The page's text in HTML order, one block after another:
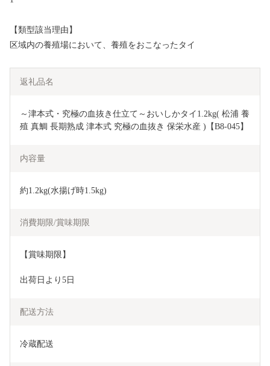
【類型該当理由】
区域内の養殖場において、養殖をおこなったタイ
返礼品名
～津本式・究極の血抜き仕立て～おいしかタイ1.2kg( 松浦 養
殖 真鯛 長期熟成 津本式 究極の血抜き 保栄水産 )【B8-045】
内容量
約1.2kg(水揚げ時1.5kg)
消費期限/賞味期限
【賞味期限】
出荷日より5日
配送方法
冷蔵配送